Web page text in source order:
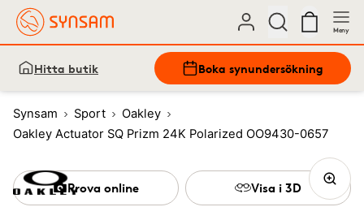
Meny
Hitta butik Boka synundersökning
Synsam Sport
Oakley
Oakley Actuator SQ Prizm 24K Polarized OO9430-0657
Prova online Visa i 3D